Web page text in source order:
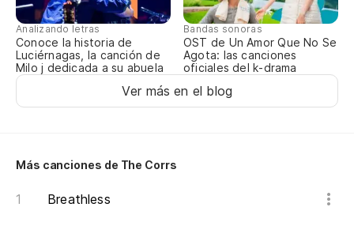
Analizando letras
Conoce la historia de
Luciérnagas, la canción de
Milo j dedicada a su abuela
Bandas sonoras
OST de Un Amor Que No Se
Agota: las canciones
oficiales del k-drama
Ver más en el blog
Más canciones de The Corrs
Breathless